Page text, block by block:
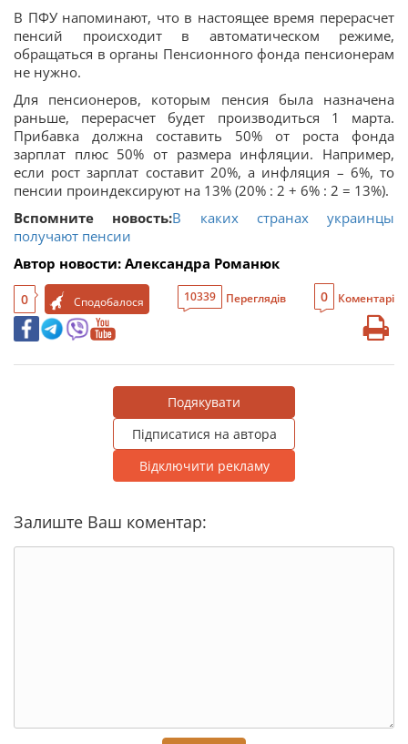
В ПФУ напоминают, что в настоящее время перерасчет
пенсий происходит в автоматическом режиме,
обращаться в органы Пенсионного фонда пенсионерам
не нужно.
Для пенсионеров, которым пенсия была назначена
раньше, перерасчет будет производиться 1 марта.
Прибавка должна составить 50% от роста фонда
зарплат плюс 50% от размера инфляции. Например,
если рост зарплат составит 20%, а инфляция – 6%, то
пенсии проиндексируют на 13% (20% : 2 + 6% : 2 = 13%).
Вспомните новость:В каких странах украинцы
получают пенсии
Автор новости: Александра Романюк
0 Сподобалося 10339 Переглядів 0 Коментарі
Подякувати
Підписатися на автора
Відключити рекламу
Залиште Ваш коментар: